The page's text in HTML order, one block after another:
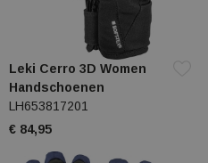
Leki Cerro 3D Women
Handschoenen
LH653817201
€ 84,95